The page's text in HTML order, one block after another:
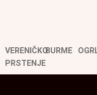
VERENIČKO
PRSTENJE
BURME